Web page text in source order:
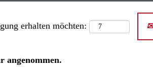
erhalten möchten:
angenommen.